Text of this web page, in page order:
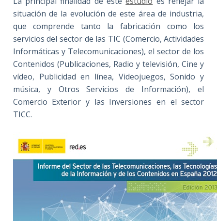
situación de la evolución de este área de industria,
que comprende tanto la fabricación como los
servicios del sector de las TIC (Comercio, Actividades
Informáticas y Telecomunicaciones), el sector de los
Contenidos (Publicaciones, Radio y televisión, Cine y
vídeo, Publicidad en línea, Videojuegos, Sonido y
música, y Otros Servicios de Información), el
Comercio Exterior y las Inversiones en el sector
TICC.